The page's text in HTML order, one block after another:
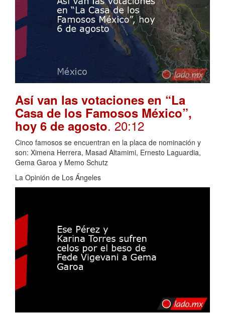
Así van las votaciones en “La
Casa de los Famosos México”,
hoy 6 de agosto. 20:12
Cinco famosos se encuentran en la placa de nominación y
son: Ximena Herrera, Masad Altamimi, Ernesto Laguardia,
Gema Garoa y Memo Schutz
La Opinión de Los Ángeles